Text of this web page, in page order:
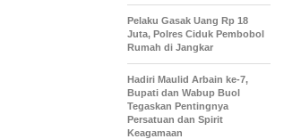
Pelaku Gasak Uang Rp 18
Juta, Polres Ciduk Pembobol
Rumah di Jangkar
Hadiri Maulid Arbain ke-7,
Bupati dan Wabup Buol
Tegaskan Pentingnya
Persatuan dan Spirit
Keagamaan